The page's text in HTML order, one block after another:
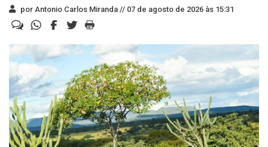
por Antonio Carlos Miranda // 07 de agosto de 2026 às 15:31